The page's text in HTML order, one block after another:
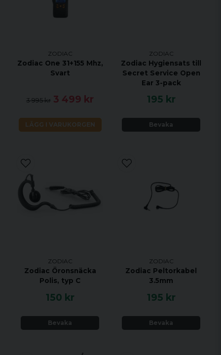
ZODIAC
Zodiac One 31+155 Mhz,
Svart
3 995 kr 3 499 kr
LÄGG I VARUKORGEN
ZODIAC
Zodiac Hygiensats till
Secret Service Open
Ear 3-pack
195 kr
Bevaka
ZODIAC
Zodiac Öronsnäcka
Polis, typ C
150 kr
Bevaka
ZODIAC
Zodiac Peltorkabel
3.5mm
195 kr
Bevaka